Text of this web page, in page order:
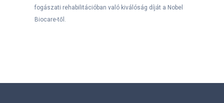
fogászati rehabilitációban való kiválóság díját a Nobel
Biocare-től.